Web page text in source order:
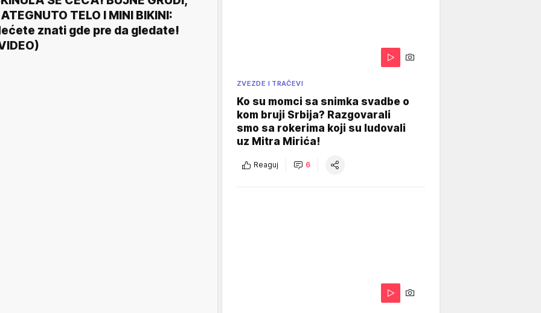
TELO I MINI BIKINI:
znati gde pre da gledate!
ZVEZDE I TRAČEVI
Ko su momci sa snimka svadbe o
kom bruji Srbija? Razgovarali
smo sa rokerima koji su ludovali
uz Mitra Mirića!
Reaguj 6